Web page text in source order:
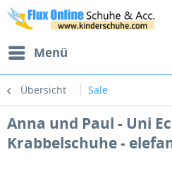
Menü
Übersicht Sale
Anna und Paul - Uni
Krabbelschuhe -